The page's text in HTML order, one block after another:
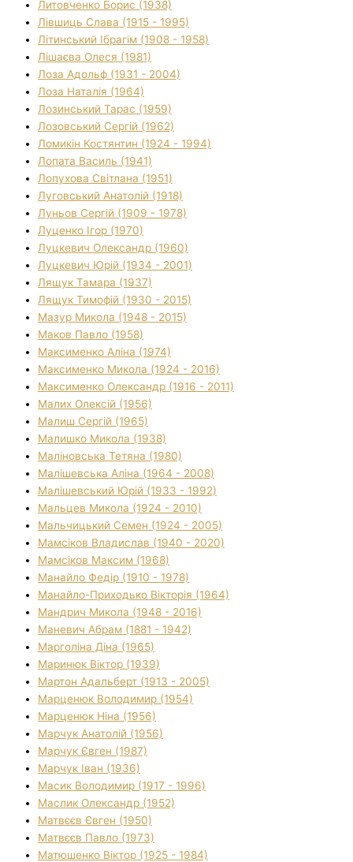
Литовченко Борис (1938)
Лівшиць Слава (1915 - 1995)
Літинський Ібрагім (1908 - 1958)
Лішаєва Олеся (1981)
Лоза Адольф (1931 - 2004)
Лоза Наталія (1964)
Лозинський Тарас (1959)
Лозовський Сергій (1962)
Ломикін Костянтин (1924 - 1994)
Лопата Василь (1941)
Лопухова Світлана (1951)
Луговський Анатолій (1918)
Луньов Сергій (1909 - 1978)
Луценко Ігор (1970)
Луцкевич Олександр (1960)
Луцкевич Юрій (1934 - 2001)
Лящук Тамара (1937)
Лящук Тимофій (1930 - 2015)
Мазур Микола (1948 - 2015)
Маков Павло (1958)
Максименко Аліна (1974)
Максименко Микола (1924 - 2016)
Максименко Олександр (1916 - 2011)
Малих Олексій (1956)
Малиш Сергій (1965)
Малишко Микола (1938)
Маліновська Тетяна (1980)
Малішевська Аліна (1964 - 2008)
Малішевський Юрій (1933 - 1992)
Мальцев Микола (1924 - 2010)
Мальчицький Семен (1924 - 2005)
Мамсіков Владислав (1940 - 2020)
Мамсіков Максим (1968)
Манайло Федір (1910 - 1978)
Манайло-Приходько Вікторія (1964)
Мандрич Микола (1948 - 2016)
Маневич Абрам (1881 - 1942)
Марголіна Діна (1965)
Маринюк Віктор (1939)
Мартон Адальберт (1913 - 2005)
Марценюк Володимир (1954)
Марценюк Ніна (1956)
Марчук Анатолій (1956)
Марчук Євген (1987)
Марчук Іван (1936)
Масик Володимир (1917 - 1996)
Маслик Олександр (1952)
Матвєєв Євген (1950)
Матвєєв Павло (1973)
Матюшенко Віктор (1925 - 1984)